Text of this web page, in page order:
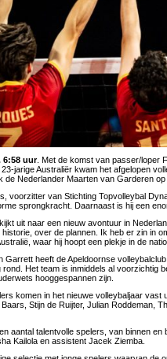
6:58 uur. Met de komst van passer/loper
jarige Australiër kwam het afgelopen
de Nederlander Maarten van Garderen op
voorzitter van Stichting Topvolleybal
sprongkracht. Daarnaast is hij een
uit naar een nieuw avontuur in
over de plannen. Ik heb er zin in
waar hij hoopt een plekje in de
Garrett heeft de Apeldoornse
rond. Het team is inmiddels al voorzichtig
hooggespannen zijn.
komen in het nieuwe volleybaljaar
Stijn de Ruijter, Julian Roddeman,
aantal talentvolle spelers, van binnen
Kailola en assistent Jacek Ziemba.